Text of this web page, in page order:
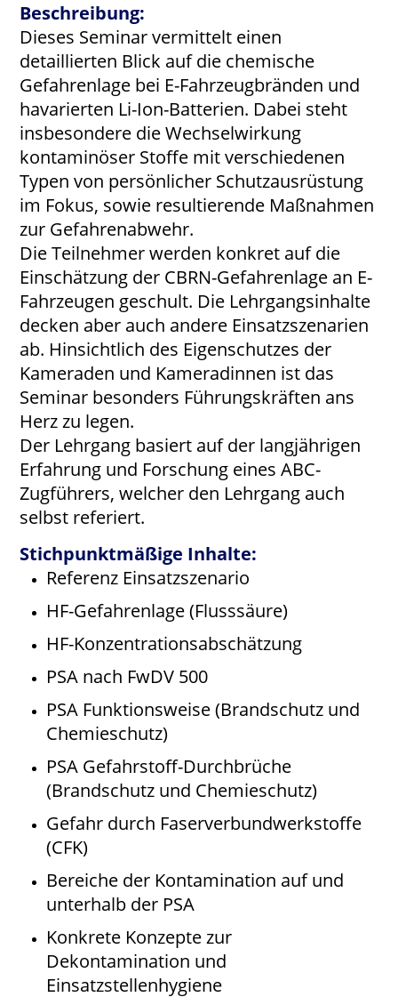
Beschreibung:
Dieses Seminar vermittelt einen
detaillierten Blick auf die chemische
Gefahrenlage bei E-Fahrzeugbränden und
havarierten Li-Ion-Batterien. Dabei steht
insbesondere die Wechselwirkung
kontaminöser Stoffe mit verschiedenen
Typen von persönlicher Schutzausrüstung
im Fokus, sowie resultierende Maßnahmen
zur Gefahrenabwehr.
Die Teilnehmer werden konkret auf die
Einschätzung der CBRN-Gefahrenlage an E-
Fahrzeugen geschult. Die Lehrgangsinhalte
decken aber auch andere Einsatzszenarien
ab. Hinsichtlich des Eigenschutzes der
Kameraden und Kameradinnen ist das
Seminar besonders Führungskräften ans
Herz zu legen.
Der Lehrgang basiert auf der langjährigen
Erfahrung und Forschung eines ABC-
Zugführers, welcher den Lehrgang auch
selbst referiert.
Stichpunktmäßige Inhalte:
Referenz Einsatzszenario
HF-Gefahrenlage (Flusssäure)
HF-Konzentrationsabschätzung
PSA nach FwDV 500
PSA Funktionsweise (Brandschutz und
Chemieschutz)
PSA Gefahrstoff-Durchbrüche
(Brandschutz und Chemieschutz)
Gefahr durch Faserverbundwerkstoffe
(CFK)
Bereiche der Kontamination auf und
unterhalb der PSA
Konkrete Konzepte zur
Dekontamination und
Einsatzstellenhygiene